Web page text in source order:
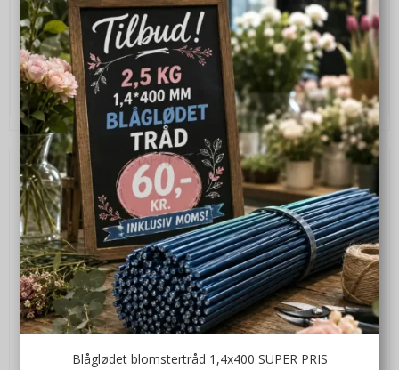
12,00 DKK
VIS PRODUKT
Blåglødet blomstertråd 1,4x400 SUPER PRIS